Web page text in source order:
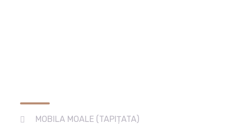
MOBILA MOALE (TAPIȚATA)